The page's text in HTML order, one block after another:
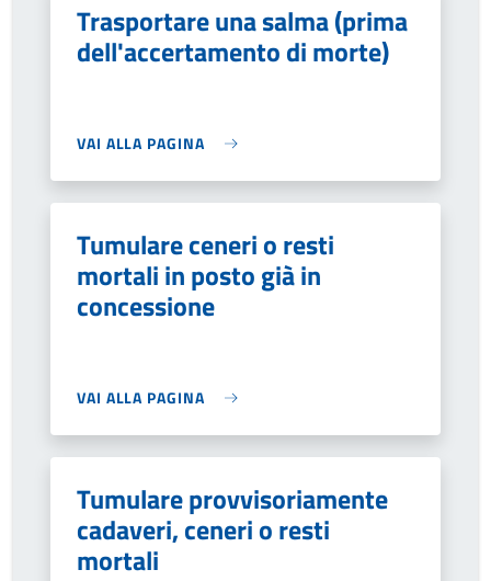
Trasportare una salma (prima
dell'accertamento di morte)
VAI ALLA PAGINA
Tumulare ceneri o resti
mortali in posto già in
concessione
VAI ALLA PAGINA
Tumulare provvisoriamente
cadaveri, ceneri o resti
mortali